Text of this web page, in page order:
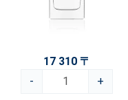
17 310 〒
-
+